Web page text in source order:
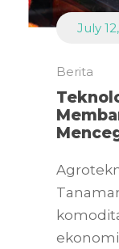
July
Berita
ekonomi